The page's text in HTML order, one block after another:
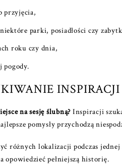
przyjęcia,
parki, posiadłości czy
roku czy dnia,
pogody.
INSPIRACJI
na sesję ślubną? Inspiracji
pomysły przychodzą
różnych lokalizacji podczas
opowiedzieć pełniejszą historię.